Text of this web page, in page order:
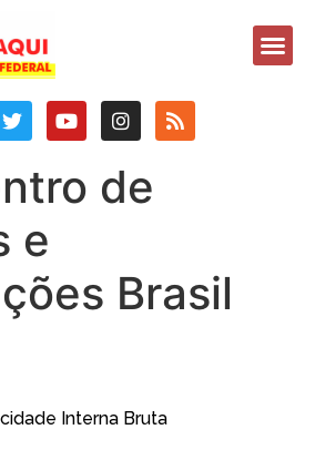
de
e
Brasil
Interna Bruta